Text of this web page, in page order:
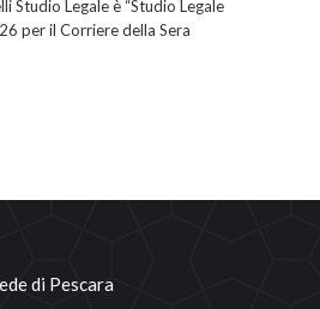
Studio Legale è “Studio Legale
per il Corriere della Sera
di Pescara